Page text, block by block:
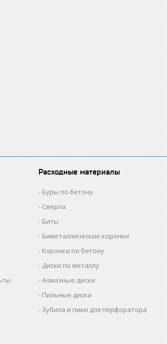
Расходные материалы
Буры по бетону
Сверла
Биты
Биметаллические коронки
Коронки по бетону
Диски по металлу
Алмазные диски
Пильные диски
Зубила и пики для перфоратора